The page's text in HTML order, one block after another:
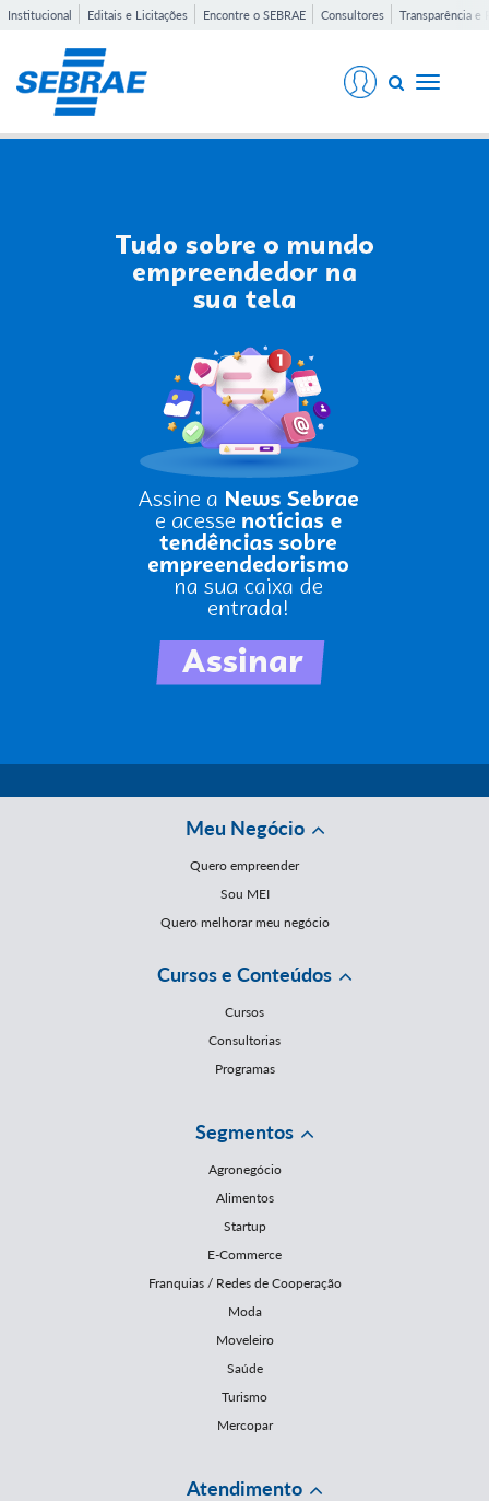
Institucional Editais e Licitações Encontre o SEBRAE Consultores Transparência e
Toggle
Meu Negócio
Quero empreender
Sou MEI
Quero melhorar meu negócio
Cursos e Conteúdos
Cursos
Consultorias
Programas
Segmentos
Agronegócio
Alimentos
Startup
E-Commerce
Franquias / Redes de Cooperação
Moda
Moveleiro
Saúde
Turismo
Mercopar
Atendimento